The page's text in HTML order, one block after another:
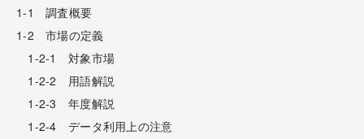
1-1 調査概要
1-2 市場の定義
1-2-1 対象市場
1-2-2 用語解説
1-2-3 年度解説
1-2-4 データ利用上の注意